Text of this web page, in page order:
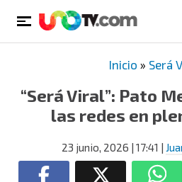
Inicio » Será
“Será Viral”: Pato
las redes en
23 junio, 2026 | 17:41 |